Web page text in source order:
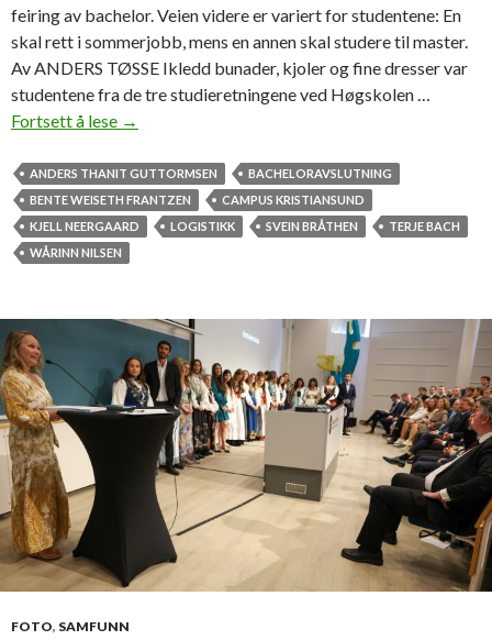
feiring av bachelor. Veien videre er variert for studentene: En
skal rett i sommerjobb, mens en annen skal studere til master.
Av ANDERS TØSSE Ikledd bunader, kjoler og fine dresser var
studentene fra de tre studieretningene ved Høgskolen …
Fortsett å lese S
o
l
t
g
s
t
d
e
→
ANDERS THANIT GUTTORMSEN
BACHELORAVSLUTNING
BENTE WEISETH FRANTZEN
CAMPUS KRISTIANSUND
KJELL NEERGAARD
LOGISTIKK SVEIN BRÅTHEN
TERJE BACH
WÅRINN NILSEN
FOTO, SAMFUNN